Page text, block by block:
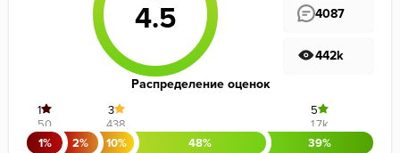
4087
442k
Распределение оценок
1%
1
50
2%
10%
3
438
48%
39%
5
1.7k